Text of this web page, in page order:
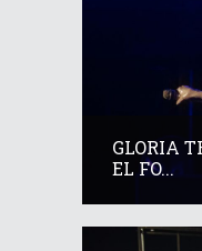
GLORIA
EL FO...